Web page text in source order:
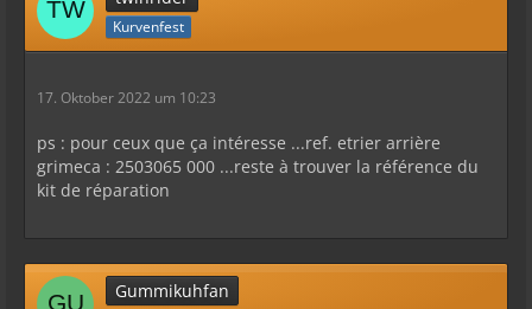
Kurvenfest
17. Oktober 2022 um 10:23
ps : pour ceux que ça intéresse ...ref. etrier arrière
grimeca : 2503065 000 ...reste à trouver la référence du
kit de réparation
Gummikuhfan